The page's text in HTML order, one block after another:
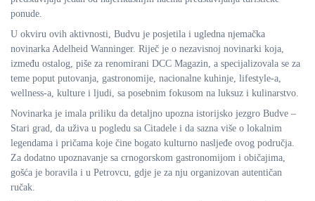
ponude.
U okviru ovih aktivnosti, Budvu je posjetila i ugledna njemačka
novinarka Adelheid Wanninger. Riječ je o nezavisnoj novinarki koja,
između ostalog, piše za renomirani DCC Magazin, a specijalizovala se za
teme poput putovanja, gastronomije, nacionalne kuhinje, lifestyle-a,
wellness-a, kulture i ljudi, sa posebnim fokusom na luksuz i kulinarstvo.
Novinarka je imala priliku da detaljno upozna istorijsko jezgro Budve –
Stari grad, da uživa u pogledu sa Citadele i da sazna više o lokalnim
legendama i pričama koje čine bogato kulturno nasljeđe ovog područja.
Za dodatno upoznavanje sa crnogorskom gastronomijom i običajima,
gošća je boravila i u Petrovcu, gdje je za nju organizovan autentičan
ručak.